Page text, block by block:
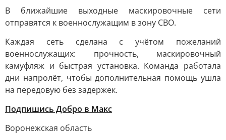
В ближайшие выходные маскировочные сети
отправятся к военнослужащим в зону СВО.
Каждая сеть сделана с учётом пожеланий
военнослужащих: прочность, маскировочный
камуфляж и быстрая установка. Команда работала
дни напролёт, чтобы дополнительная помощь ушла
на передовую без задержек.
Подпишись Добро в Макс
Воронежская область